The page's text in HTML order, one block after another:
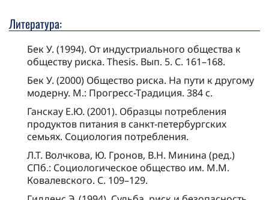
Литература:
Бек У. (1994). От ин­дустриального обще­ства к
обще­ству рис­ка. Thesis. Вып. 5. С. 161–168.
Бек У. (2000) Обще­ство рис­ка. На пути к другому
модерну. М.: Прогресс-Традиция. 384 с.
Ган­скау Е.Ю. (2001). Образцы потребле­ния
продук­тов питания в санкт-пе­тербургских
семьях. Социология потребле­ния.
Л.Т. Волчкова, Ю. Гронов, В.Н. Минина (ред.)
СПб.: Социологиче­ское обще­ство им. М.М.
Ковалевского. С. 109–129.